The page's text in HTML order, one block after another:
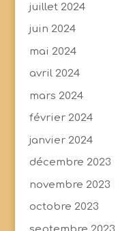
juillet 2024
juin 2024
mai 2024
avril 2024
mars 2024
février 2024
janvier 2024
décembre 2023
novembre 2023
octobre 2023